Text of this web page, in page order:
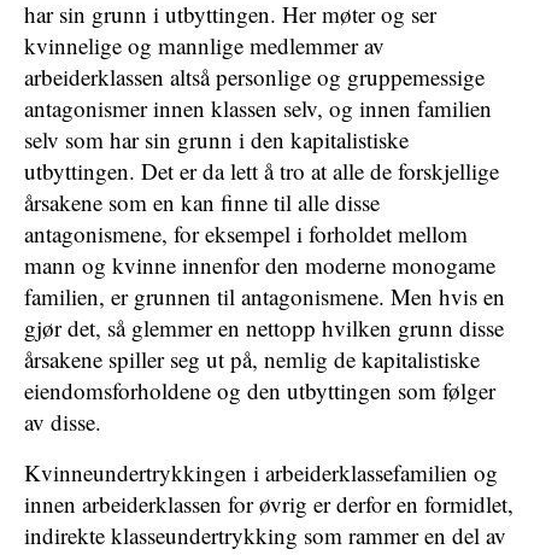
har sin grunn i utbyttingen. Her møter og ser
kvinnelige og mannlige medlemmer av
arbeiderklassen altså personlige og gruppemessige
antagonismer innen klassen selv, og innen familien
selv som har sin grunn i den kapitalistiske
utbyttingen. Det er da lett å tro at alle de forskjellige
årsakene som en kan finne til alle disse
antagonismene, for eksempel i forholdet mellom
mann og kvinne innenfor den moderne monogame
familien, er grunnen til antagonismene. Men hvis en
gjør det, så glemmer en nettopp hvilken grunn disse
årsakene spiller seg ut på, nemlig de kapitalistiske
eiendomsforholdene og den utbyttingen som følger
av disse.
Kvinneundertrykkingen i arbeiderklassefamilien og
innen arbeiderklassen for øvrig er derfor en formidlet,
indirekte klasseundertrykking som rammer en del av